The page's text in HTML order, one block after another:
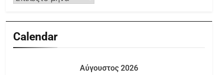
Calendar
Αύγουστος 2026